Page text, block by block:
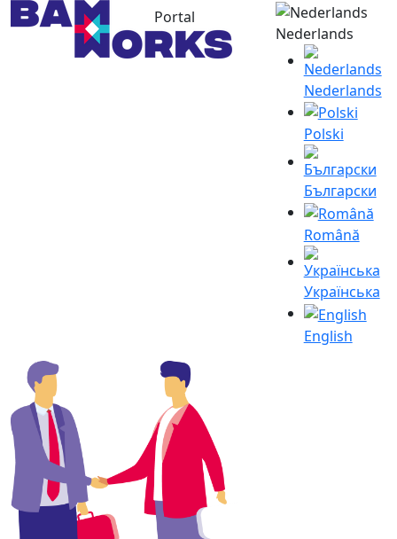
Portal
Nederlands
Nederlands
Polski
Български
Română
Українська
English